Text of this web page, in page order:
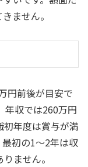
ません。
円前後が目安で
年収では260万円
年度は賞与が満
初の1〜2年は収
ません。